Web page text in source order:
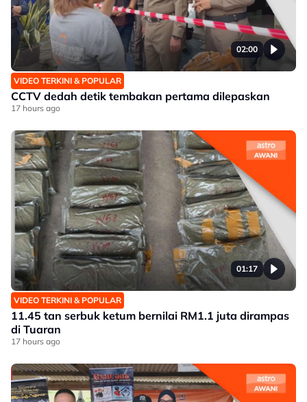
02:00
VIDEO TERKINI & POPULAR
CCTV dedah detik tembakan pertama dilepaskan
17 hours ago
01:17
VIDEO TERKINI & POPULAR
11.45 tan serbuk ketum bernilai RM1.1 juta dirampas
di Tuaran
17 hours ago